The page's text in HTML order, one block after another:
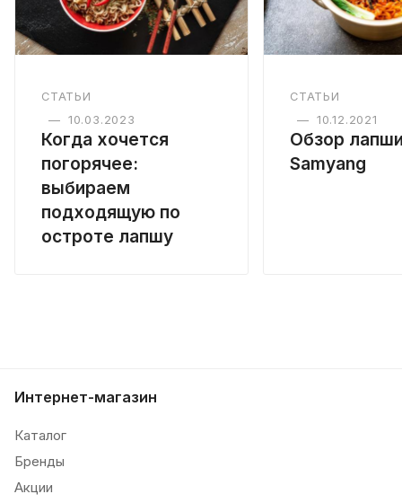
СТАТЬИ
— 10.03.2023
Когда хочется
погорячее:
выбираем
подходящую по
остроте лапшу
СТАТЬИ
— 10.12.2021
Обзор
Samyang
Интернет-магазин
Каталог
Бренды
Акции